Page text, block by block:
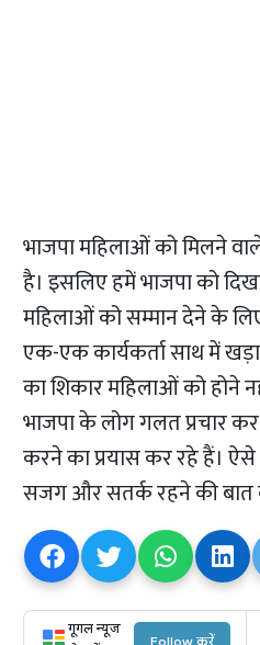
भाजपा महिलाओं को मिलने
है। इसलिए हमें भाजपा को
महिलाओं को सम्मान देने के
एक-एक कार्यकर्ता साथ में
का शिकार महिलाओं को होने
भाजपा के लोग गलत प्रचार
करने का प्रयास कर रहे हैं।
सजग और सतर्क रहने की बात
गूगल न्यूज
Follow करें